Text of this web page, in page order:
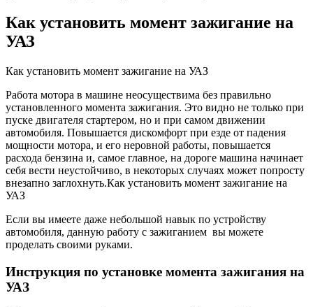
Как установить момент зажигание на
УАЗ
Как установить момент зажигание на УАЗ
Работа мотора в машине неосуществима без правильно
установленного момента зажигания. Это видно не только при
пуске двигателя стартером, но и при самом движении
автомобиля. Повышается дискомфорт при езде от падения
мощности мотора, и его неровной работы, повышается
расхода бензина и, самое главное, на дороге машина начинает
себя вести неустойчиво, в некоторых случаях может попросту
внезапно заглохнуть.Как установить момент зажигание на
УАЗ
Если вы имеете даже небольшой навык по устройству
автомобиля, данную работу с зажиганием вы можете
проделать своими руками.
Инструкция по установке момента зажигания на
УАЗ